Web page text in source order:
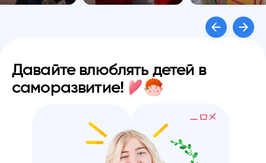
Давайте влюблять детей в
саморазвитие!